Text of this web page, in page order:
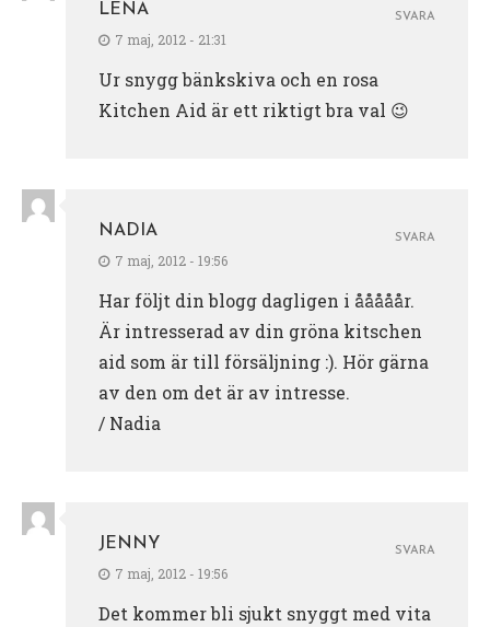
LENA
7 maj, 2012 - 21:31
Ur snygg bänkskiva och en rosa
Kitchen Aid är ett riktigt bra val 😉
SVARA
NADIA
7 maj, 2012 - 19:56
Har följt din blogg dagligen i ååååår.
Är intresserad av din gröna kitschen
aid som är till försäljning :). Hör gärna
av den om det är av intresse.
/ Nadia
SVARA
JENNY
7 maj, 2012 - 19:56
Det kommer bli sjukt snyggt med vita
SVARA